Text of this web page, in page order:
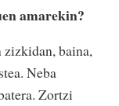
amarekin?
baina,
Neba
Zortzi